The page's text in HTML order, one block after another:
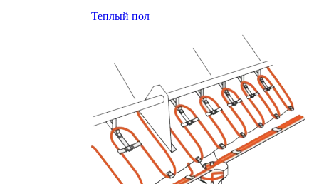
Теплый пол